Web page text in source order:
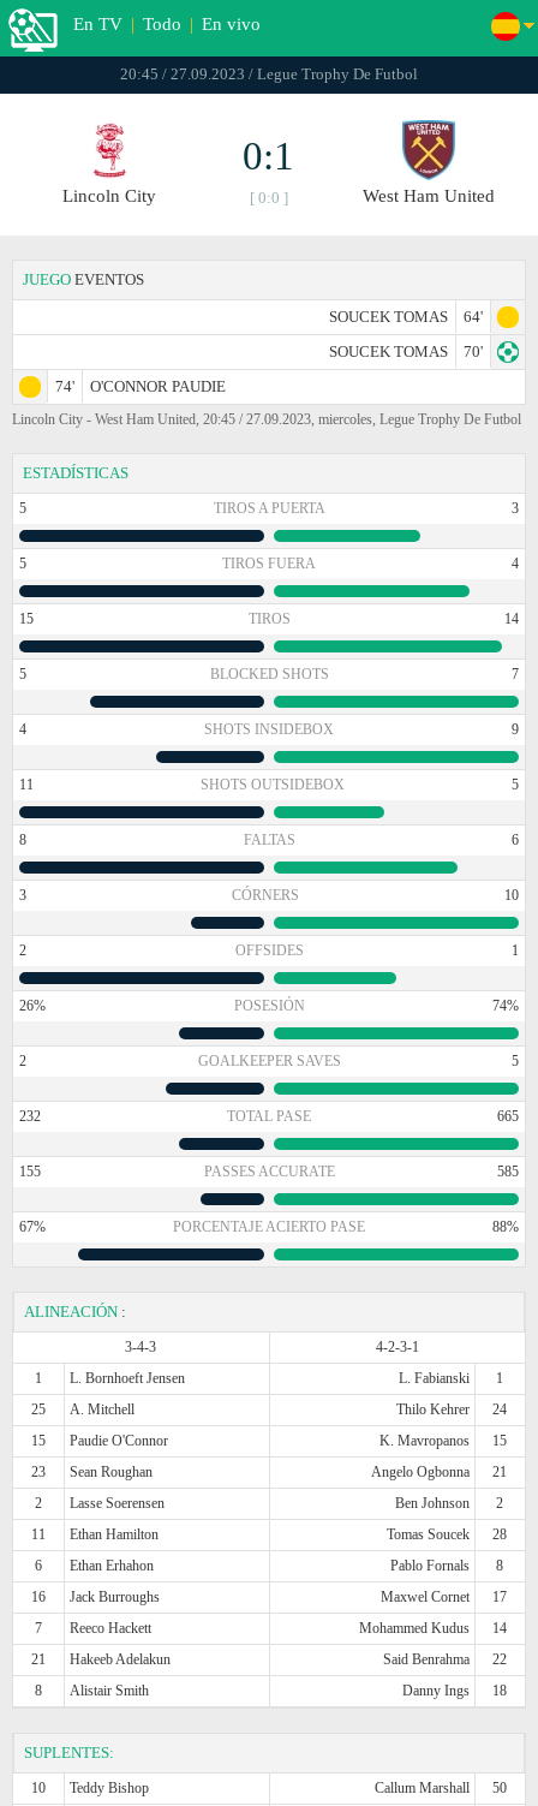
En TV | Todo | En vivo
20:45 / 27.09.2023 / Legue Trophy De Futbol
Lincoln City
0:1
[ 0:0 ] West Ham United
JUEGO EVENTOS
SOUCEK TOMAS
64'
SOUCEK TOMAS
70'
74'
O'CONNOR PAUDIE
Lincoln City - West Ham United, 20:45 / 27.09.2023, miercoles, Legue Trophy De Futbol
ESTADÍSTICAS
5 TIROS A PUERTA 3
5 TIROS FUERA 4
15 TIROS 14
5 BLOCKED SHOTS 7
4 SHOTS INSIDEBOX 9
11 SHOTS OUTSIDEBOX 5
8 FALTAS 6
3 CÓRNERS 10
2 OFFSIDES 1
26% POSESIÓN 74%
2 GOALKEEPER SAVES 5
232 TOTAL PASE 665
155 PASSES ACCURATE 585
67% PORCENTAJE ACIERTO PASE 88%
ALINEACIÓN :
3-4-3
4-2-3-1
1
L. Bornhoeft Jensen L. Fabianski
1
25
A. Mitchell Thilo Kehrer
24
15
Paudie O'Connor K. Mavropanos
15
23
Sean Roughan Angelo Ogbonna
21
2
Lasse Soerensen Ben Johnson
2
11
Ethan Hamilton Tomas Soucek
28
6
Ethan Erhahon Pablo Fornals
8
16
Jack Burroughs Maxwel Cornet
17
7
Reeco Hackett Mohammed Kudus
14
21
Hakeeb Adelakun Said Benrahma
22
8
Alistair Smith Danny Ings 18
SUPLENTES:
10 Teddy Bishop Callum Marshall
50